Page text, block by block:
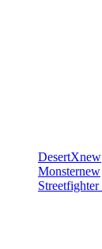
DesertXnew
Monsternew
Streetfighter